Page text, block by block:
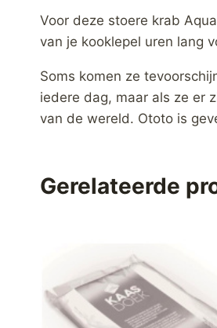
Voor deze stoere krab
van je kooklepel uren lang
Soms komen ze
iedere dag, maar als ze er
van de wereld. Ototo is
Gerelateerde